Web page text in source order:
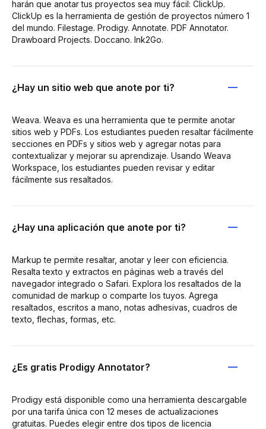
harán que anotar tus proyectos sea muy fácil: ClickUp.
ClickUp es la herramienta de gestión de proyectos número 1
del mundo. Filestage. Prodigy. Annotate. PDF Annotator.
Drawboard Projects. Doccano. lnk2Go.
¿Hay un sitio web que anote por ti?
Weava. Weava es una herramienta que te permite anotar
sitios web y PDFs. Los estudiantes pueden resaltar fácilmente
secciones en PDFs y sitios web y agregar notas para
contextualizar y mejorar su aprendizaje. Usando Weava
Workspace, los estudiantes pueden revisar y editar
fácilmente sus resaltados.
¿Hay una aplicación que anote por ti?
Markup te permite resaltar, anotar y leer con eficiencia.
Resalta texto y extractos en páginas web a través del
navegador integrado o Safari. Explora los resaltados de la
comunidad de markup o comparte los tuyos. Agrega
resaltados, escritos a mano, notas adhesivas, cuadros de
texto, flechas, formas, etc.
¿Es gratis Prodigy Annotator?
Prodigy está disponible como una herramienta descargable
por una tarifa única con 12 meses de actualizaciones
gratuitas. Puedes elegir entre dos tipos de licencia